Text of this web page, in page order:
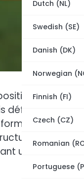
Dutch (NL)
Swedish (SE)
Danish (DK)
Norwegian
Finnish (FI)
Czech (CZ)
Romanian
Portuguese
tactique
un
un